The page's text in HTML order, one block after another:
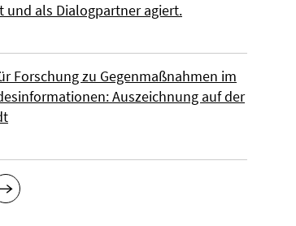
und als Dialogpartner agiert.
Forschung zu Gegenmaßnahmen im
Auszeichnung auf der